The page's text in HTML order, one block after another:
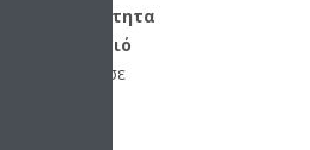
τη δυνατότητα
στο δωμάτιό
με γραφεία σε